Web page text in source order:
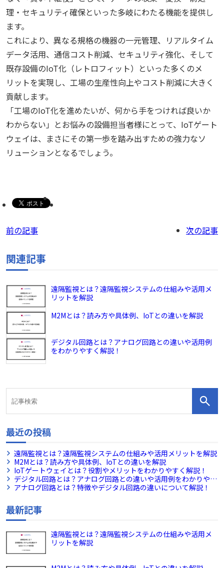
理・セキュリティ確保といった多岐にわたる機能を提供し
ます。
これにより、異なる規格の機器の一元管理、リアルタイム
データ活用、通信コスト削減、セキュリティ強化、そして
既存設備のIoT化（レトロフィット）といった多くのメ
リットを実現し、工場の生産性向上やコスト削減に大きく
貢献します。
「工場のIoT化を進めたいが、何から手をつければ良いか
わからない」とお悩みの設備担当者様にとって、IoTゲート
ウェイは、まさにその第一歩を踏み出すための強力なソ
リューションとなるでしょう。
前の記事 次の記事
関連記事
遠隔監視とは？遠隔監視システムの仕組みや活用メ
リットを解説
M2Mとは？読み方や具体例、IoTとの違いを解説
デジタル回路とは？アナログ回路との違いや活用例
をわかりやすく解説！
最近の投稿
遠隔監視とは？遠隔監視システムの仕組みや活用メリットを解説
M2Mとは？読み方や具体例、IoTとの違いを解説
IoTゲートウェイとは？役割やメリットをわかりやすく解説！
デジタル回路とは？アナログ回路との違いや活用例をわかりやす
く解説！
アナログ回路とは？特徴やデジタル回路の違いについて解説！
最新記事
遠隔監視とは？遠隔監視システムの仕組みや活用メ
リットを解説